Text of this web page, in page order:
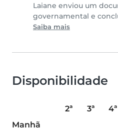
Laiane enviou um
governamental e
Saiba mais
Disponibilidade
2ª 3ª 4ª
Manhã